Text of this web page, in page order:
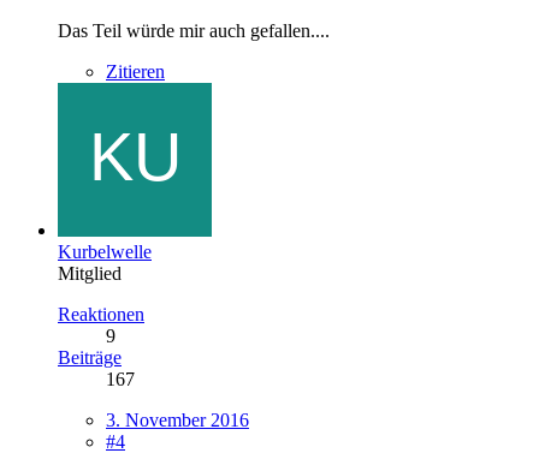
Das Teil würde mir auch gefallen....
Zitieren
Kurbelwelle
Mitglied
Reaktionen
9
Beiträge
167
3. November 2016
#4